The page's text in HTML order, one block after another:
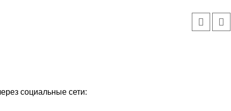
социальные сети: